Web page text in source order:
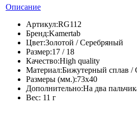
Описание
Артикул:RG112
Бренд:Kamertab
Цвет:Золотой / Серебряный
Размер:17 / 18
Качество:High quality
Материал:Бижутерный сплав /
Размеры (мм.):73х40
Дополнительно:На два
Вес: 11 г